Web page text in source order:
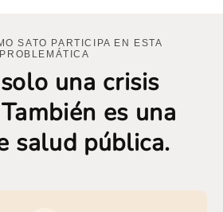
SATO PARTICIPA EN ESTA
PROBLEMÁTICA
una crisis
es una
salud pública.